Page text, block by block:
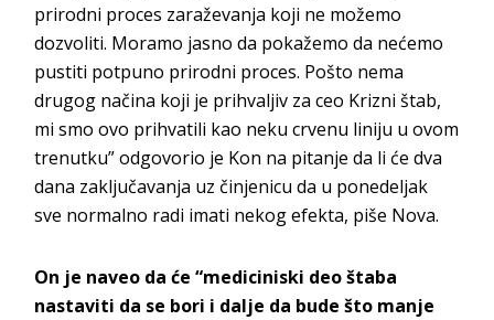
prirodni proces zaraževanja koji ne možemo
dozvoliti. Moramo jasno da pokažemo da nećemo
pustiti potpuno prirodni proces. Pošto nema
drugog načina koji je prihvaljiv za ceo Krizni štab,
mi smo ovo prihvatili kao neku crvenu liniju u ovom
trenutku” odgovorio je Kon na pitanje da li će dva
dana zaključavanja uz činjenicu da u ponedeljak
sve normalno radi imati nekog efekta, piše Nova.
On je naveo da će “mediciniski deo štaba
nastaviti da se bori i dalje da bude što manje